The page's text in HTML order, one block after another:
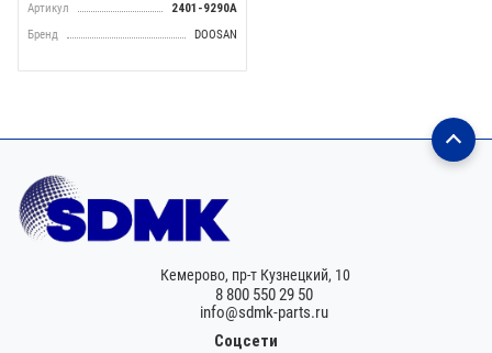
Артикул
2401-9290A
Бренд
DOOSAN
Кемерово, пр-т Кузнецкий, 10
8 800 550 29 50
info@sdmk-parts.ru
Соцсети